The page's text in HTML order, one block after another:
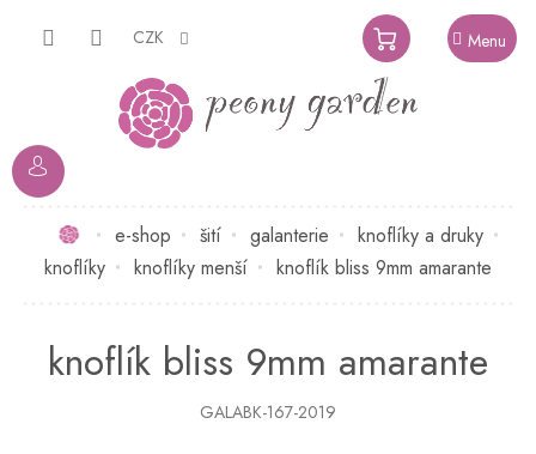
CZK
NÁKUPNÍ
KOŠÍK
Domůe-shop šití galanterie
knoflíky a druky
knoflíky
knoflíky menší knoflík bliss 9mm amarante
knoflík bliss 9mm amarante
GALABK-167-2019